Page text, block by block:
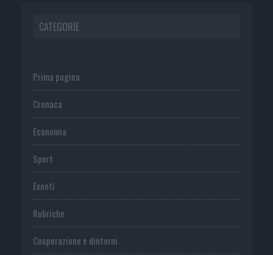
CATEGORIE
Prima pagina
Cronaca
Economia
Sport
Eventi
Rubriche
Cooperazione e dintorni